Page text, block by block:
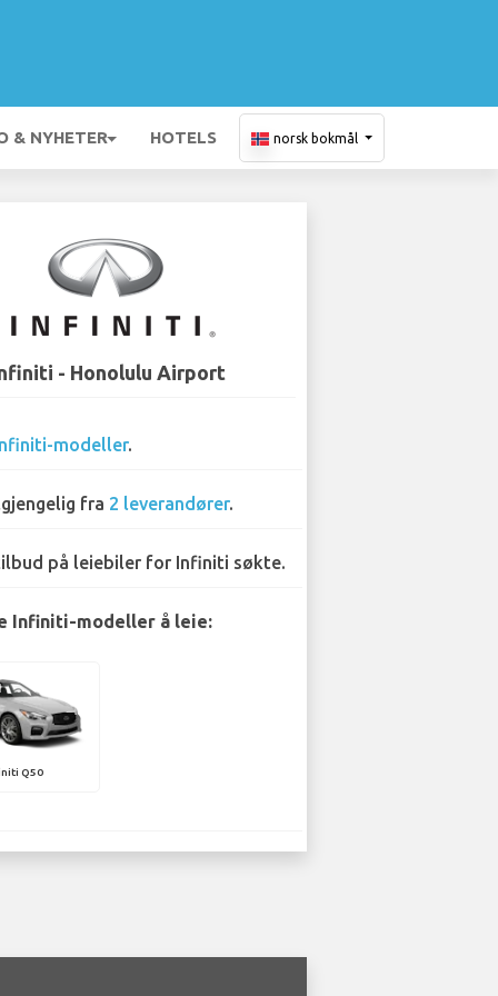
& NYHETER HOTELS norsk bokmål
- Honolulu Airport
modeller.
fra 2 leverandører.
på leiebiler for Infiniti søkte.
Infiniti-modeller å leie:
Q50